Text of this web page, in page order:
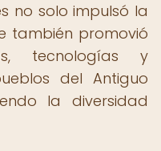
no solo impulsó la
también promovió
tecnologías y
del Antiguo
la diversidad